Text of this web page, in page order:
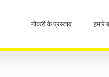
नौकरी के प्रस्ताव हमारे